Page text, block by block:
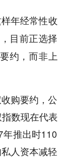
年经常性收
目前正选择
约，而非上
购要约，公
数现在代表
推出时110
人资本减轻